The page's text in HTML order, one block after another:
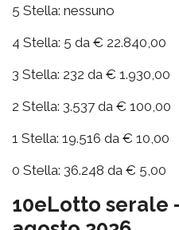
5 Stella: nessuno
4 Stella: 5 da € 22.840,00
3 Stella: 232 da € 1.930,00
2 Stella: 3.537 da € 100,00
1 Stella: 19.516 da € 10,00
0 Stella: 36.248 da € 5,00
10eLotto serale